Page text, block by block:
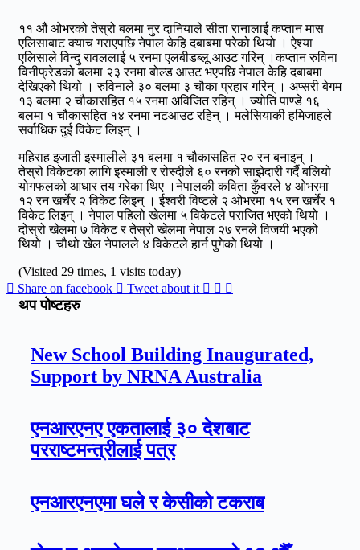
११ औं ओभरको तेस्रो बलमा नुर दानियाले सीता रानालाई कप्तान मास
एलिसाबाट क्याच गराएपछि नेपाल केहि दबाबमा परेको थियो । ऐश्या
एलिसाले विन्दु रावललाई ५ रनमा एलबीडब्लू आउट गरिन् ।कप्तान रुविना
विनीफ्रेडको बलमा २३ रनमा बोल्ड आउट भएपछि नेपाल केहि दबाबमा
देखिएको थियो । रुविनाले ३० बलमा ३ चौका प्रहार गरिन् । अप्सरी बेगम
१३ बलमा २ चौकासहित १५ रनमा अविजित रहिन् । ज्योति पाण्डे १६
बलमा १ चौकासहित १४ रनमा नटआउट रहिन् । मलेसियाकी हमिजाहले
सर्वाधिक दुई विकेट लिइन् ।
महिराह इजाती इस्मालीले ३१ बलमा १ चौकासहित २० रन बनाइन् ।
तेस्रो विकेटका लागि इस्माली र रोस्दीले ६० रनको साझेदारी गर्दै बलियो
योगफलको आधार तय गरेका थिए ।नेपालकी कविता कुँवरले ४ ओभरमा
१२ रन खर्चेर २ विकेट लिइन् । ईश्वरी विष्टले २ ओभरमा १५ रन खर्चेर १
विकेट लिइन् । नेपाल पहिलो खेलमा ५ विकेटले पराजित भएको थियो ।
दोस्रो खेलमा ७ विकेट र तेस्रो खेलमा नेपाल २७ रनले विजयी भएको
थियो । चौथो खेल नेपालले ४ विकेटले हार्न पुगेको थियो ।
(Visited 29 times, 1 visits today)
Share on facebook
Tweet about it
थप पोष्टहरु
New School Building Inaugurated,
Support by NRNA Australia
एनआरएनए एकतालाई ३० देशबाट
परराष्टमन्त्रीलाई पत्र
एनआरएनएमा घले र केसीको टकराब